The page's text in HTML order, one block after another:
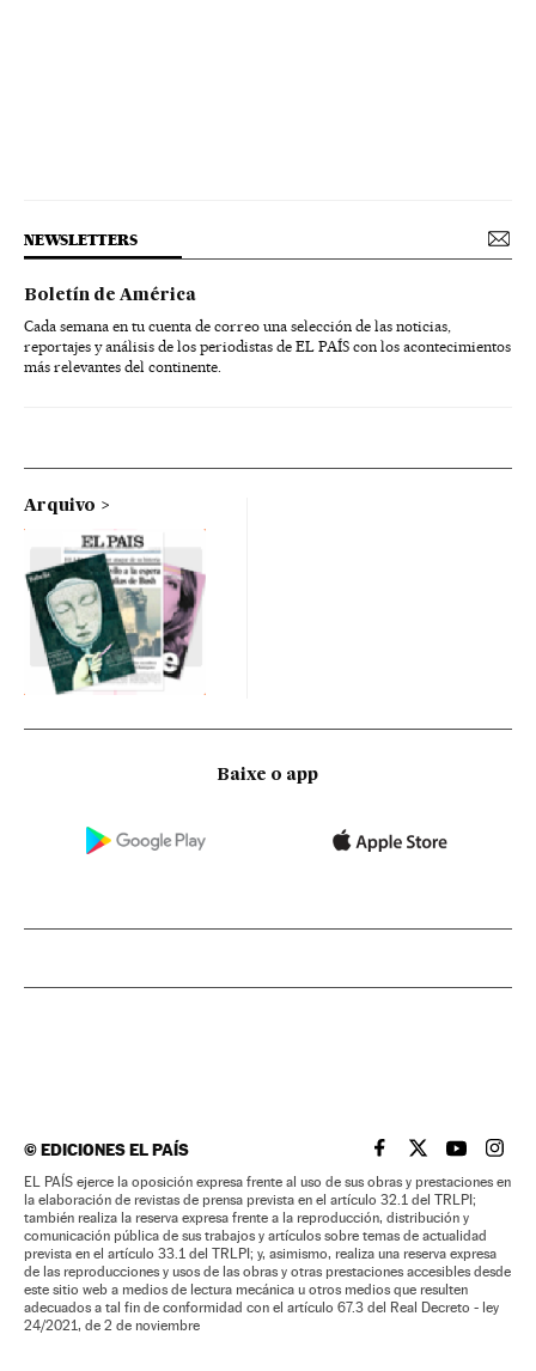
NEWSLETTERS
Boletín de América
Cada semana en tu cuenta de correo una selección de las noticias,
reportajes y análisis de los periodistas de EL PAÍS con los acontecimientos
más relevantes del continente.
Arquivo
Baixe o app
©EDICIONES EL PAÍS EL PAÍS BRASIL EN
EL PAÍSEL PAÍS
EL
EL PAÍS ejerce la oposición expresa frente al uso de sus obras y prestaciones en
la elaboración de revistas de prensa prevista en el artículo 32.1 del TRLPI;
también realiza la reserva expresa frente a la reproducción, distribución y
comunicación pública de sus trabajos y artículos sobre temas de actualidad
prevista en el artículo 33.1 del TRLPI; y, asimismo, realiza una reserva expresa
de las reproducciones y usos de las obras y otras prestaciones accesibles desde
este sitio web a medios de lectura mecánica u otros medios que resulten
adecuados a tal fin de conformidad con el artículo 67.3 del Real Decreto - ley
24/2021, de 2 de noviembre